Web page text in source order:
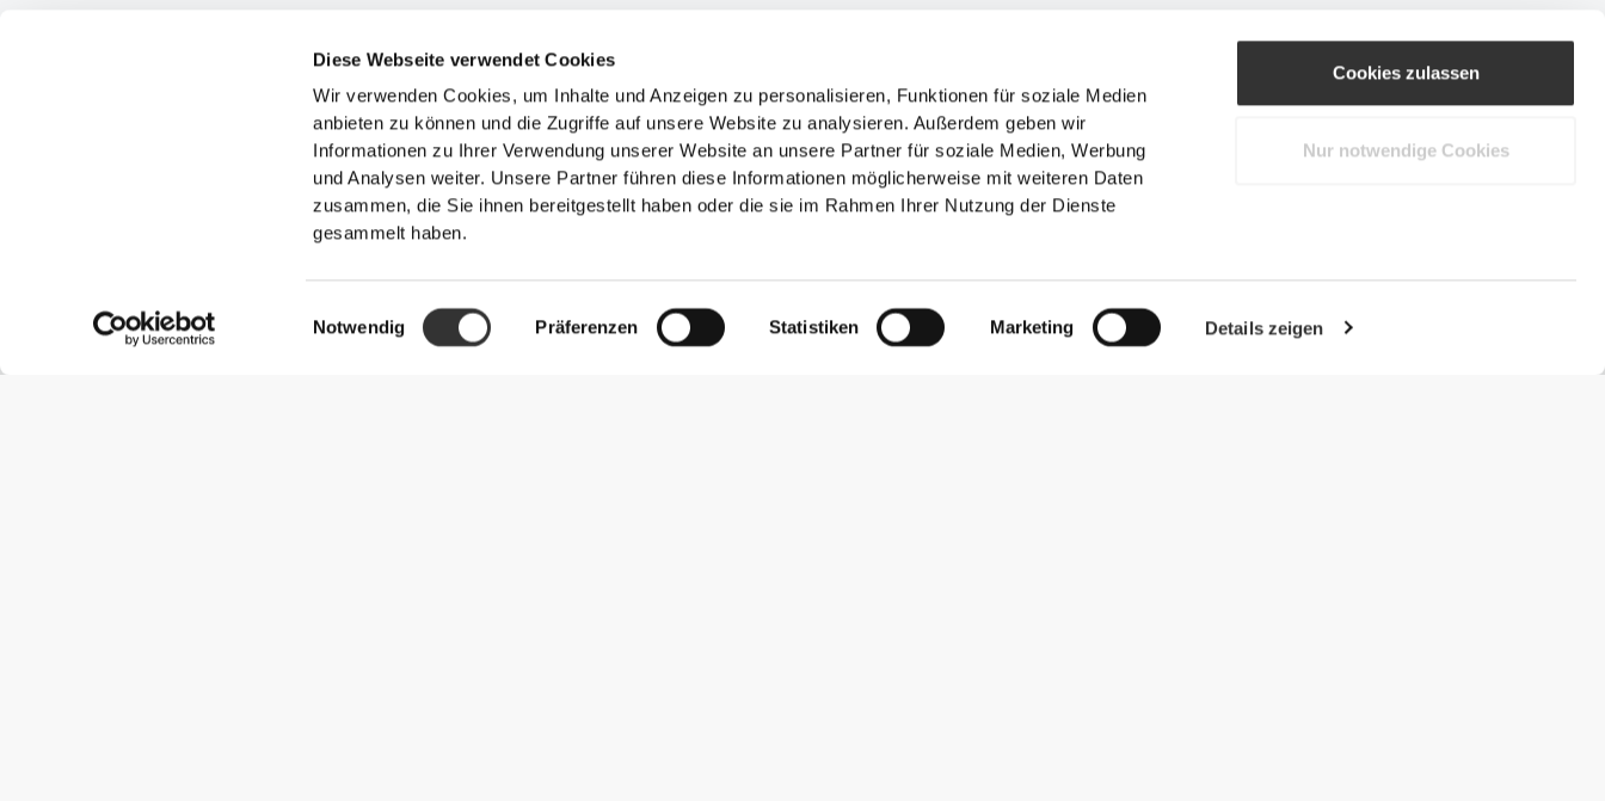
Diese Webseite verwendet Cookies
Wir verwenden Cookies, um Inhalte und Anzeigen zu personalisieren, Funktionen für soziale Medien
anbieten zu können und die Zugriffe auf unsere Website zu analysieren. Außerdem geben wir
Informationen zu Ihrer Verwendung unserer Website an unsere Partner für soziale Medien, Werbung
und Analysen weiter. Unsere Partner führen diese Informationen möglicherweise mit weiteren Daten
zusammen, die Sie ihnen bereitgestellt haben oder die sie im Rahmen Ihrer Nutzung der Dienste
gesammelt haben.
Einwilligungsauswahl
Notwendig Präferenzen Statistiken Marketing Details zeigen
Cookies zulassen
Nur notwendige Cookies